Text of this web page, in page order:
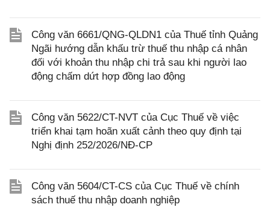
Công văn 6661/QNG-QLDN1 của Thuế tỉnh Quảng
Ngãi hướng dẫn khấu trừ thuế thu nhập cá nhân
đối với khoản thu nhập chi trả sau khi người lao
động chấm dứt hợp đồng lao động
Công văn 5622/CT-NVT của Cục Thuế về việc
triển khai tạm hoãn xuất cảnh theo quy định tại
Nghị định 252/2026/NĐ-CP
Công văn 5604/CT-CS của Cục Thuế về chính
sách thuế thu nhập doanh nghiệp